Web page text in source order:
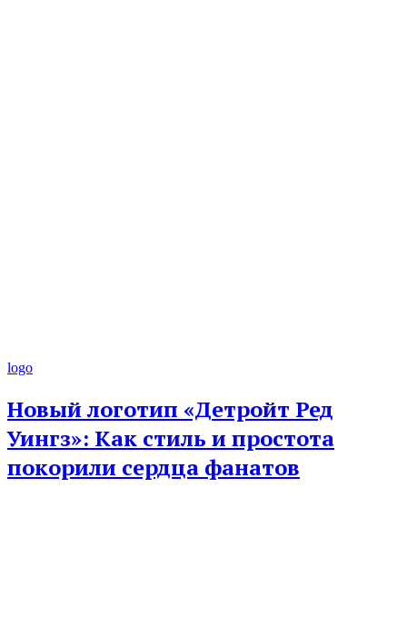
logo
Новый логотип «Детройт Ред
Уингз»: Как стиль и простота
покорили сердца фанатов